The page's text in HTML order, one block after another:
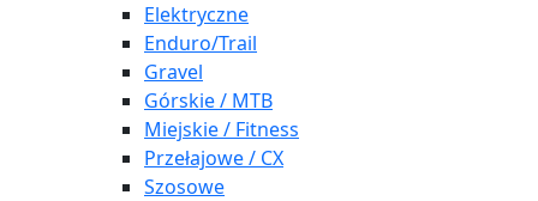
Elektryczne
Enduro/Trail
Gravel
Górskie / MTB
Miejskie / Fitness
Przełajowe / CX
Szosowe